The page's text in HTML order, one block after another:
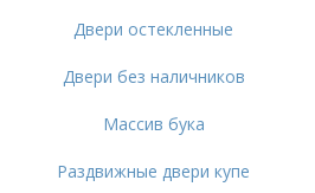
Двери остекленные
Двери без наличников
Массив бука
Раздвижные двери купе